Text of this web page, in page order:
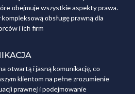
obejmuje wszystkie aspekty prawa.
obsługę prawną dla
i ich firm
otwartą i jasną komunikację, co
klientom na pełne zrozumienie
prawnej i podejmowanie